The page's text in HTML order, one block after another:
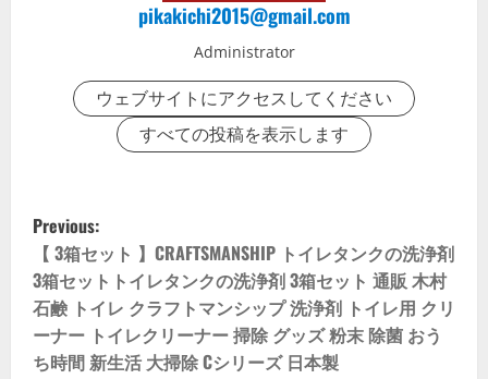
pikakichi2015@gmail.com
Administrator
ウェブサイトにアクセスしてください
すべての投稿を表示します
P
o
s
t
Previous:
【 3箱セット 】CRAFTSMANSHIP トイレタンクの洗浄剤
3箱セットトイレタンクの洗浄剤 3箱セット 通販 木村
石鹸 トイレ クラフトマンシップ 洗浄剤 トイレ用 クリ
ーナー トイレクリーナー 掃除 グッズ 粉末 除菌 おう
ち時間 新生活 大掃除 Cシリーズ 日本製